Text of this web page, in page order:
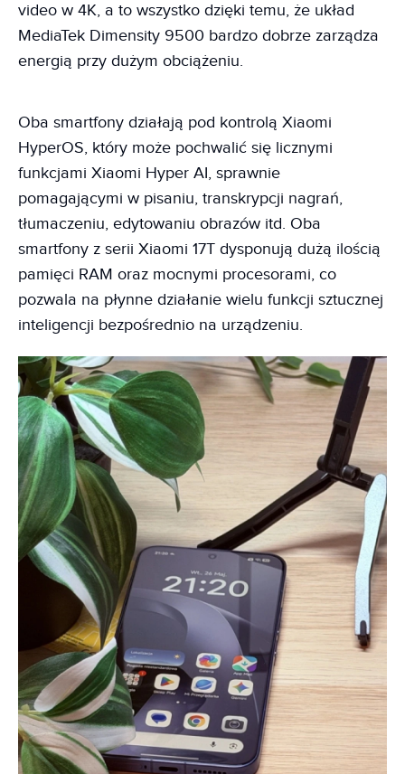
video w 4K, a to wszystko dzięki temu, że układ
MediaTek Dimensity 9500 bardzo dobrze zarządza
energią przy dużym obciążeniu.
Oba smartfony działają pod kontrolą Xiaomi
HyperOS, który może pochwalić się licznymi
funkcjami Xiaomi Hyper AI, sprawnie
pomagającymi w pisaniu, transkrypcji nagrań,
tłumaczeniu, edytowaniu obrazów itd. Oba
smartfony z serii Xiaomi 17T dysponują dużą ilością
pamięci RAM oraz mocnymi procesorami, co
pozwala na płynne działanie wielu funkcji sztucznej
inteligencji bezpośrednio na urządzeniu.